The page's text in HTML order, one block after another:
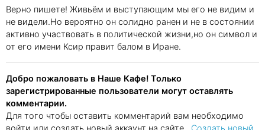
Верно пишете! Живьём и выступающим мы его не видим и
не видели.Но вероятно он солидно ранен и не в состоянии
активно участвовать в политической жизни,но он символ и
от его имени Ксир правит балом в Иране.
Добро пожаловать в Наше Кафе! Только
зарегистрированные пользователи могут оставлять
комментарии.
Для того чтобы оставить комментарий вам необходимо
войти или создать новый аккаунт на сайте.. Создать новый